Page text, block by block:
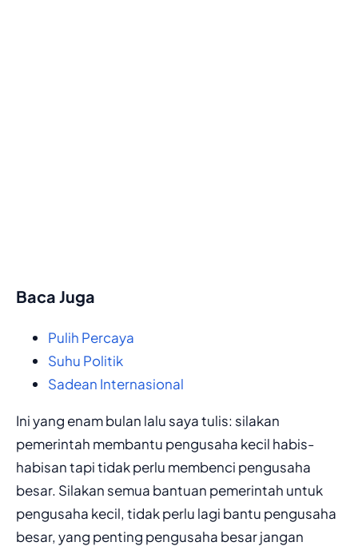
Baca Juga
Pulih Percaya
Suhu Politik
Sadean Internasional
Ini yang enam bulan lalu saya tulis: silakan
pemerintah membantu pengusaha kecil habis-
habisan tapi tidak perlu membenci pengusaha
besar. Silakan semua bantuan pemerintah untuk
pengusaha kecil, tidak perlu lagi bantu pengusaha
besar, yang penting pengusaha besar jangan